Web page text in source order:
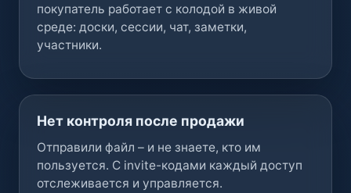
покупатель работает с колодой в живой
среде: доски, сессии, чат, заметки,
участники.
Нет контроля после продажи
Отправили файл – и не знаете, кто им
пользуется. С invite-кодами каждый доступ
отслеживается и управляется.